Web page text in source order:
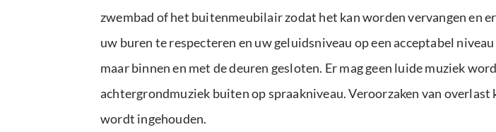
zwembad of het buitenmeubilair zodat het kan worden vervangen en
uw buren te respecteren en uw geluidsniveau op een acceptabel
maar binnen en met de deuren gesloten. Er mag geen luide muziek
achtergrondmuziek buiten op spraakniveau. Veroorzaken van
wordt ingehouden.